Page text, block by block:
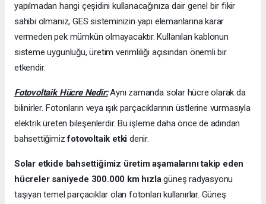
yapılmadan hangi çeşidini kullanacağınıza dair genel bir fikir
sahibi olmanız, GES sisteminizin yapı elemanlarına karar
vermeden pek mümkün olmayacaktır. Kullanılan kablonun
sisteme uygunluğu, üretim verimliliği açısından önemli bir
etkendir.
Fotovoltaik Hücre Nedir:Aynı zamanda solar hücre olarak da
bilinirler. Fotonların veya ışık parçacıklarının üstlerine vurmasıyla
elektrik üreten bileşenlerdir. Bu işleme daha önce de adından
bahsettiğimizfotovoltaik etkidenir.
Solar etkide bahsettiğimiz üretim aşamalarını takip eden
hücreler saniyede 300.000 km hızlagüneş radyasyonu
taşıyan temel parçacıklar olan fotonları kullanırlar. Güneş